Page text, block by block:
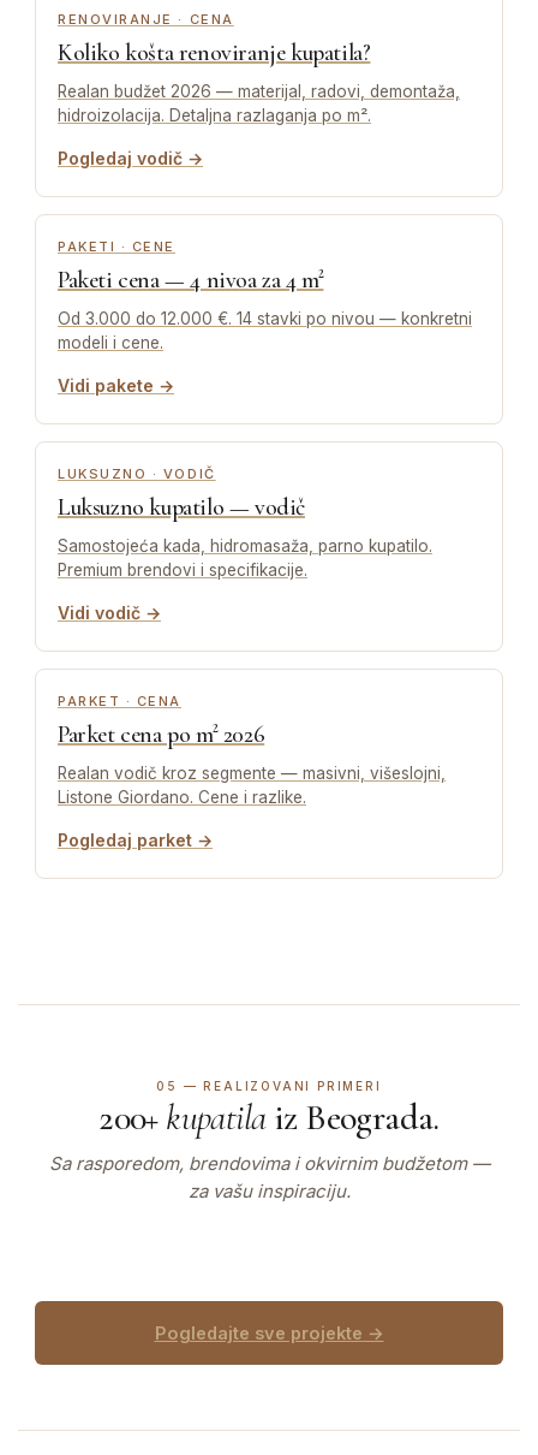
RENOVIRANJE · CENA
Koliko košta renoviranje kupatila?
Realan budžet 2026 — materijal, radovi, demontaža,
hidroizolacija. Detaljna razlaganja po m².
Pogledaj vodič →
PAKETI · CENE
Paketi cena — 4 nivoa za 4 m²
Od 3.000 do 12.000 €. 14 stavki po nivou — konkretni
modeli i cene.
Vidi pakete →
LUKSUZNO · VODIČ
Luksuzno kupatilo — vodič
Samostojeća kada, hidromasaža, parno kupatilo.
Premium brendovi i specifikacije.
Vidi vodič →
PARKET · CENA
Parket cena po m² 2026
Realan vodič kroz segmente — masivni, višeslojni,
Listone Giordano. Cene i razlike.
Pogledaj parket →
05 — REALIZOVANI PRIMERI
200+kupatilaiz Beograda.
Sa rasporedom, brendovima i okvirnim budžetom —
za vašu inspiraciju.
Pogledajte sve projekte →